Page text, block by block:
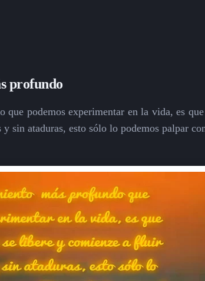
profundo
que podemos experimentar en la vida, es
sin ataduras, esto sólo lo podemos palpar